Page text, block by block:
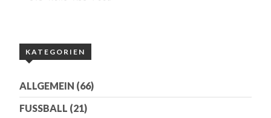
KATEGORIEN
ALLGEMEIN (66)
FUSSBALL (21)